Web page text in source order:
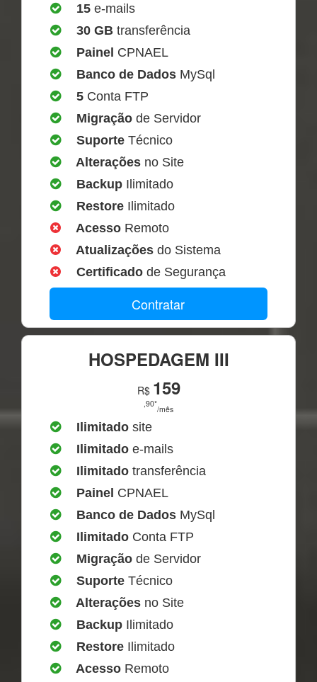
15e-mails
30 GBtransferência
Painel CPNAEL
Banco de Dados MySql
5 Conta FTP
Migraçãode Servidor
SuporteTécnico
Alterações no Site
Backup Ilimitado
Restore Ilimitado
Acesso Remoto
Atualizaçõesdo Sistema
Certificadode Segurança
Contratar
HOSPEDAGEM III
R$ 159
,90*
/mês
Ilimitadosite
Ilimitado e-mails
Ilimitadotransferência
Painel CPNAEL
Banco de Dados MySql
Ilimitado Conta FTP
Migraçãode Servidor
SuporteTécnico
Alterações no Site
Backup Ilimitado
Restore Ilimitado
Acesso Remoto